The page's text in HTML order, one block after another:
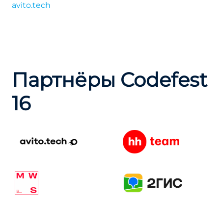
avito.tech
Партнёры Codefest
16